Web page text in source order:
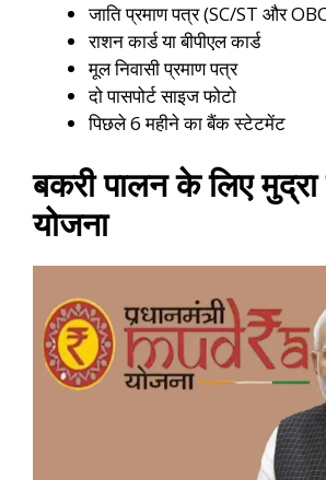
जाति प्रमाण पत्र (SC/ST और
राशन कार्ड या बीपीएल कार्ड
मूल निवासी प्रमाण पत्र
दो पासपोर्ट साइज फोटो
पिछले 6 महीने का बैंक स्टेटमेंट
बकरी पालन के लिए
योजना